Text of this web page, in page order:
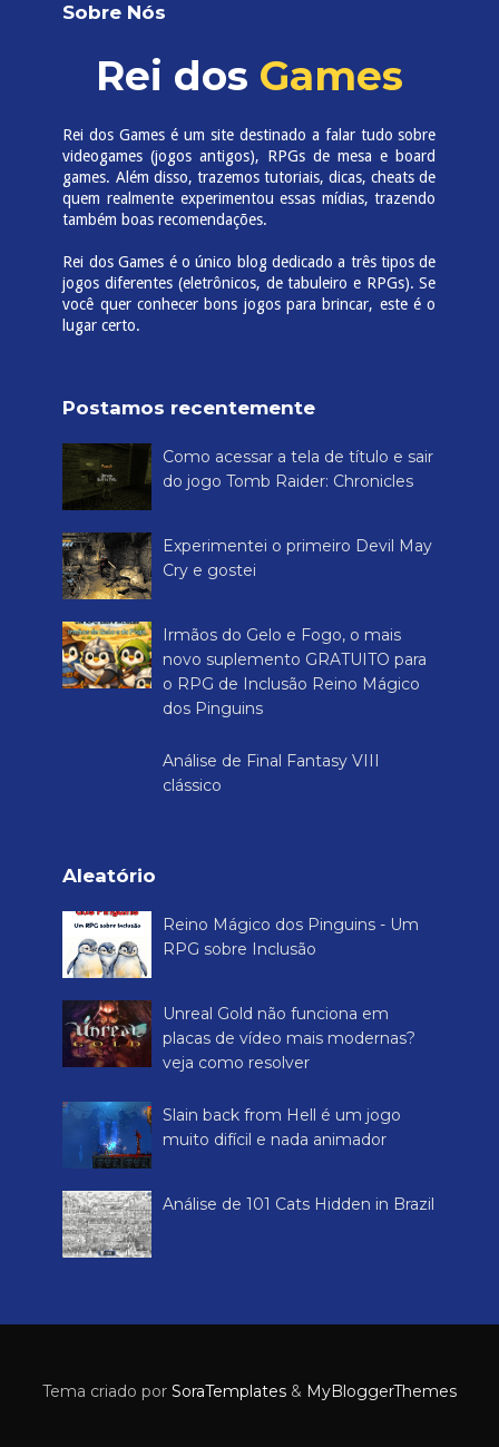
Sobre Nós
Rei dos Games
Rei dos Games é um site destinado a falar tudo sobre
videogames (jogos antigos), RPGs de mesa e board
games. Além disso, trazemos tutoriais, dicas, cheats de
quem realmente experimentou essas mídias, trazendo
também boas recomendações.
Rei dos Games é o único blog dedicado a três tipos de
jogos diferentes (eletrônicos, de tabuleiro e RPGs). Se
você quer conhecer bons jogos para brincar, este é o
lugar certo.
Postamos recentemente
Como acessar a tela de título e sair
do jogo Tomb Raider: Chronicles
Experimentei o primeiro Devil May
Cry e gostei
Irmãos do Gelo e Fogo, o mais
novo suplemento GRATUITO para
o RPG de Inclusão Reino Mágico
dos Pinguins
Análise de Final Fantasy VIII
clássico
Aleatório
Reino Mágico dos Pinguins - Um
RPG sobre Inclusão
Unreal Gold não funciona em
placas de vídeo mais modernas?
veja como resolver
Slain back from Hell é um jogo
muito difícil e nada animador
Análise de 101 Cats Hidden in Brazil
Tema criado por SoraTemplates& MyBloggerThemes